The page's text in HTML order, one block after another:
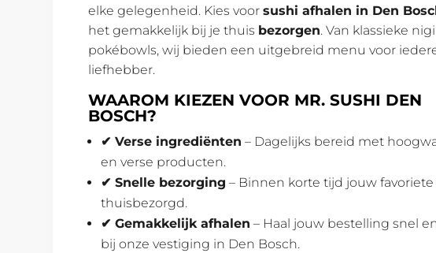
elke gelegenheid. Kies voorsushi afhalen in Den
het gemakkelijk bij je thuis bezorgen. Van klassieke
pokébowls, wij bieden een uitgebreid menu voor
liefhebber.
WAAROM KIEZEN VOOR MR. SUSHI DEN
BOSCH?
✔ Verse ingrediënten – Dagelijks bereid met
en verse producten.
✔ Snelle bezorging – Binnen korte tijd jouw favoriete
thuisbezorgd.
✔ Gemakkelijk afhalen – Haal jouw bestelling snel
bij onze vestiging in Den Bosch.